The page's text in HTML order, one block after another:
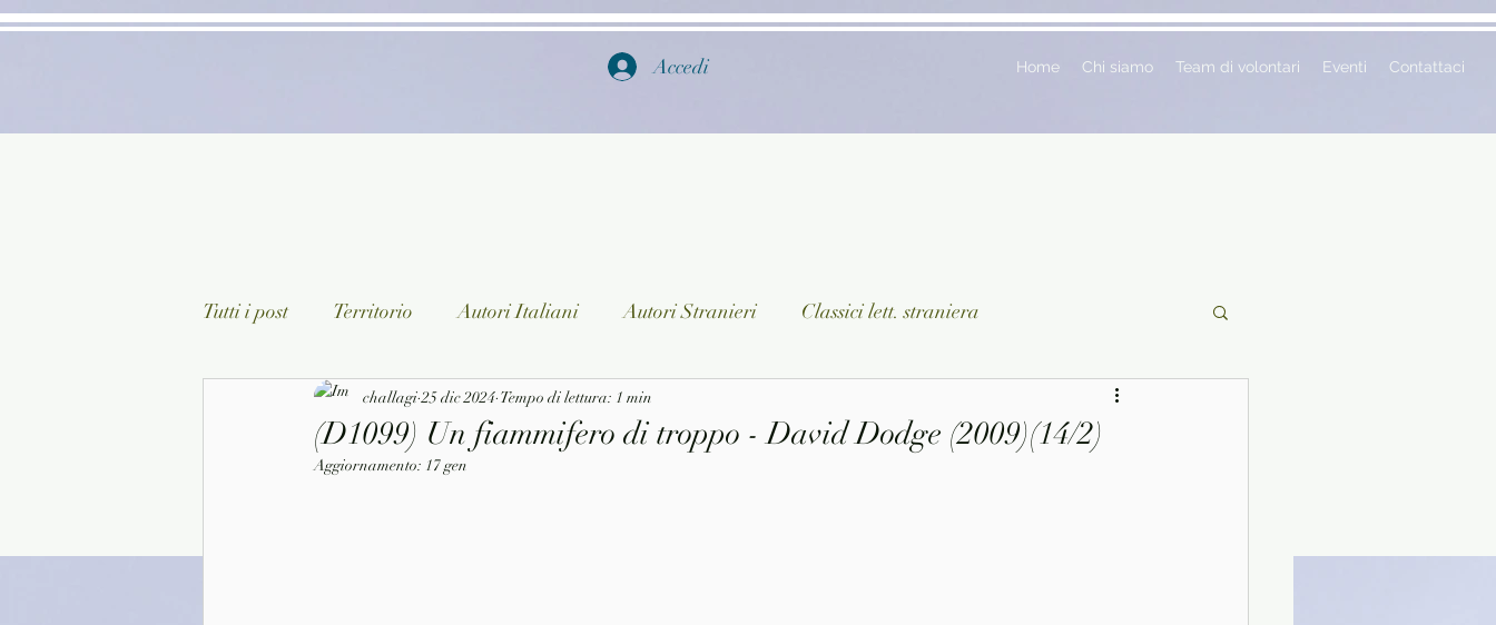
Accedi Home Chi siamo Team di volontari Eventi Contattaci
Tutti i post Territorio Autori Italiani Autori Stranieri Classici lett. straniera
Classici lett. italiana Saggistica Ragazzi
(D1099) Un fiammifero di troppo - David Dodge (2009)(14/2)
challagi 25 dic 2024 Tempo di lettura: 1 min
Aggiornamento: 17 gen